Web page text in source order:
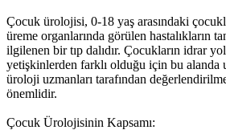
Çocuk ürolojisi, 0-18 yaş arasındaki
üreme organlarında görülen hastalıkların
ilgilenen bir tıp dalıdır. Çocukların idrar
yetişkinlerden farklı olduğu için bu alanda
üroloji uzmanları tarafından
önemlidir.
Çocuk Ürolojisinin Kapsamı: